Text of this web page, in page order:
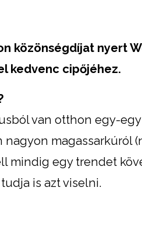
közönségdíjat nyert
kedvenc cipőjéhez.
van otthon egy-
magassarkúról
mindig egy trendet
is azt viselni.